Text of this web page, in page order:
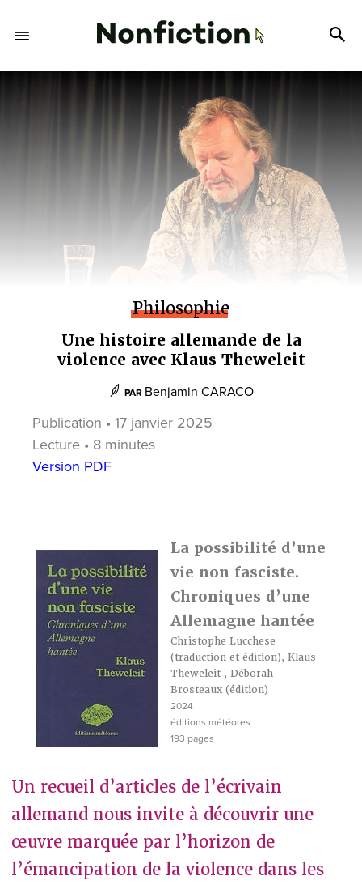
Philosophie
Une histoire allemande de la
violence avec Klaus Theweleit
PAR Benjamin CARACO
Publication • 17 janvier 2025
Lecture • 8 minutes
Version PDF
La possibilité d’une
vie non fasciste.
Chroniques d’une
Allemagne hantée
Christophe Lucchese
(traduction et édition), Klaus
Theweleit, Déborah
Brosteaux (édition)
2024
éditions météores
193 pages
Un recueil d’articles de l’écrivain
allemand nous invite à découvrir une
œuvre marquée par l’horizon de
l’émancipation de la violence dans les